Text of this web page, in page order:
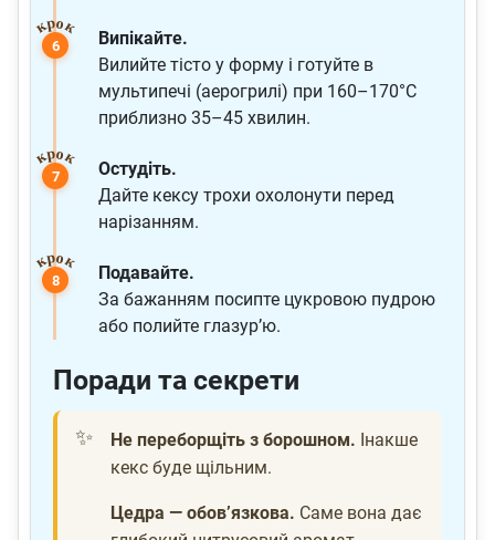
Випікайте.
Вилийте тісто у форму і готуйте в
мультипечі (аерогрилі) при 160–170°C
приблизно 35–45 хвилин.
Остудіть.
Дайте кексу трохи охолонути перед
нарізанням.
Подавайте.
За бажанням посипте цукровою пудрою
або полийте глазур’ю.
Поради та секрети
Не переборщіть з борошном. Інакше
кекс буде щільним.
Цедра — обов’язкова. Саме вона дає